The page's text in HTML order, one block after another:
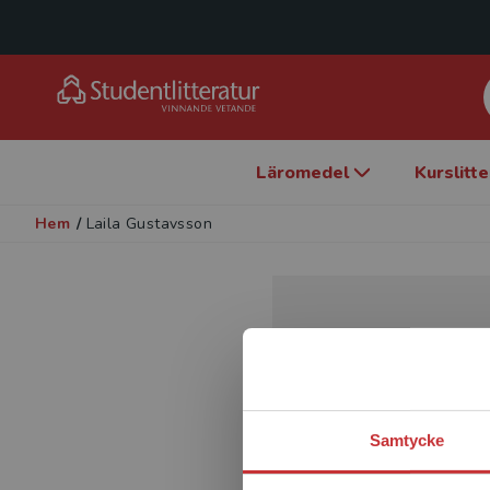
Samtycke
Läromedel
Hem / Laila Gustavsson